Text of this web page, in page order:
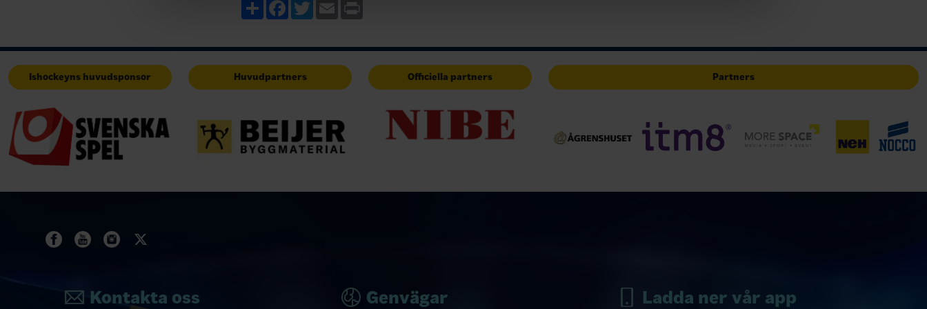
Ishockeyns huvudsponsor Huvudpartners Officiella partners Partners
Kontakta oss Genvägar Ladda ner vår app